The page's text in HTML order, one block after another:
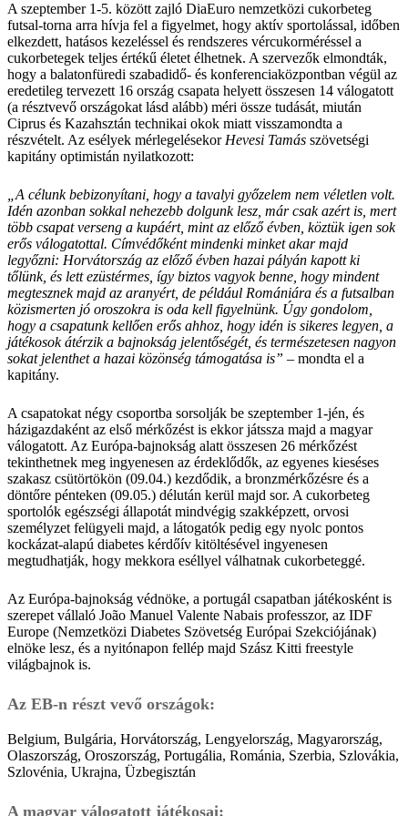
A szeptember 1-5. között zajló DiaEuro nemzetközi cukorbeteg
futsal-torna arra hívja fel a figyelmet, hogy aktív sportolással, időben
elkezdett, hatásos kezeléssel és rendszeres vércukorméréssel a
cukorbetegek teljes értékű életet élhetnek. A szervezők elmondták,
hogy a balatonfüredi szabadidő- és konferenciaközpontban végül az
eredetileg tervezett 16 ország csapata helyett összesen 14 válogatott
(a résztvevő országokat lásd alább) méri össze tudását, miután
Ciprus és Kazahsztán technikai okok miatt visszamondta a
részvételt. Az esélyek mérlegelésekorHevesi Tamás szövetségi
kapitány optimistán nyilatkozott:
„A célunk bebizonyítani, hogy a tavalyi győzelem nem véletlen volt.
Idén azonban sokkal nehezebb dolgunk lesz, már csak azért is, mert
több csapat verseng a kupáért, mint az előző évben, köztük igen sok
erős válogatottal. Címvédőként mindenki minket akar majd
legyőzni: Horvátország az előző évben hazai pályán kapott ki
tőlünk, és lett ezüstérmes, így biztos vagyok benne, hogy mindent
megtesznek majd az aranyért, de például Romániára és a futsalban
közismerten jó oroszokra is oda kell figyelnünk. Úgy gondolom,
hogy a csapatunk kellően erős ahhoz, hogy idén is sikeres legyen, a
játékosok átérzik a bajnokság jelentőségét, és természetesen nagyon
sokat jelenthet a hazai közönség támogatása is” – mondta el a
kapitány.
A csapatokat négy csoportba sorsolják be szeptember 1-jén, és
házigazdaként az első mérkőzést is ekkor játssza majd a magyar
válogatott. Az Európa-bajnokság alatt összesen 26 mérkőzést
tekinthetnek meg ingyenesen az érdeklődők, az egyenes kieséses
szakasz csütörtökön (09.04.) kezdődik, a bronzmérkőzésre és a
döntőre pénteken (09.05.) délután kerül majd sor. A cukorbeteg
sportolók egészségi állapotát mindvégig szakképzett, orvosi
személyzet felügyeli majd, a látogatók pedig egy nyolc pontos
kockázat-alapú diabetes kérdőív kitöltésével ingyenesen
megtudhatják, hogy mekkora eséllyel válhatnak cukorbeteggé.
Az Európa-bajnokság védnöke, a portugál csapatban játékosként is
szerepet vállaló João Manuel Valente Nabais professzor, az IDF
Europe (Nemzetközi Diabetes Szövetség Európai Szekciójának)
elnöke lesz, és a nyitónapon fellép majd Szász Kitti freestyle
világbajnok is.
Az EB-n részt vevő országok:
Belgium, Bulgária, Horvátország, Lengyelország, Magyarország,
Olaszország, Oroszország, Portugália, Románia, Szerbia, Szlovákia,
Szlovénia, Ukrajna, Üzbegisztán
A magyar válogatott játékosai: